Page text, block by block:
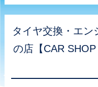
タイヤ交換・エン
の店【CAR